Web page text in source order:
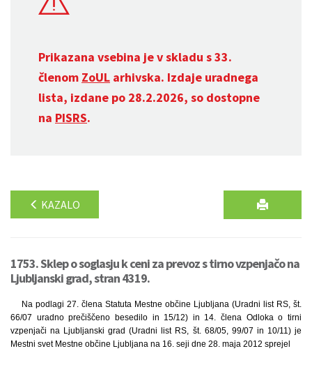
Prikazana vsebina je v skladu s 33.
členom ZoUL arhivska. Izdaje uradnega
lista, izdane po 28.2.2026, so dostopne
na PISRS.
KAZALO
1753. Sklep o soglasju k ceni za prevoz s tirno vzpenjačo na
Ljubljanski grad, stran 4319.
Na podlagi 27. člena Statuta Mestne občine Ljubljana (Uradni list RS, št.
66/07 uradno prečiščeno besedilo in 15/12) in 14. člena Odloka o tirni
vzpenjači na Ljubljanski grad (Uradni list RS, št. 68/05, 99/07 in 10/11) je
Mestni svet Mestne občine Ljubljana na 16. seji dne 28. maja 2012 sprejel